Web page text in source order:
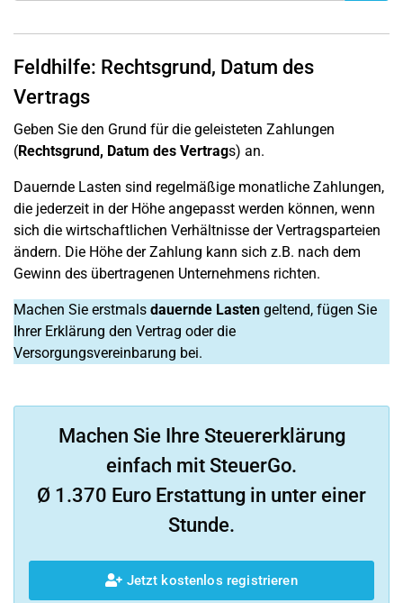
Feldhilfe: Rechtsgrund, Datum des
Vertrags
Geben Sie den Grund für die geleisteten Zahlungen
(Rechtsgrund, Datum des Vertrags) an.
Dauernde Lasten sind regelmäßige monatliche Zahlungen,
die jederzeit in der Höhe angepasst werden können, wenn
sich die wirtschaftlichen Verhältnisse der Vertragsparteien
ändern. Die Höhe der Zahlung kann sich z.B. nach dem
Gewinn des übertragenen Unternehmens richten.
Machen Sie erstmals dauernde Lasten geltend, fügen Sie
Ihrer Erklärung den Vertrag oder die
Versorgungsvereinbarung bei.
Machen Sie Ihre Steuererklärung
einfach mit SteuerGo.
Ø 1.370 Euro Erstattung in unter einer
Stunde.
Jetzt kostenlos registrieren